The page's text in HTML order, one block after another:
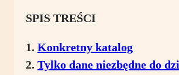
SPIS TREŚCI
Konkretny katalog
Tylko dane niezbędne do